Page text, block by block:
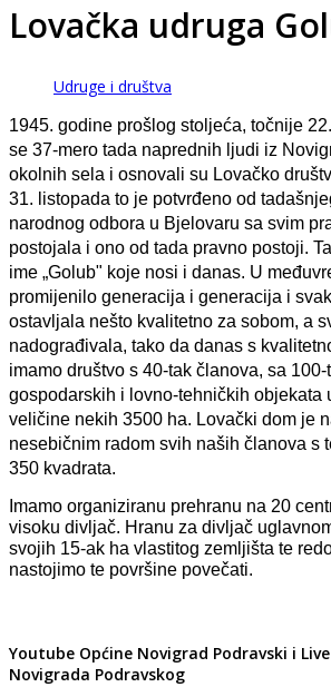
Lovačka udruga
Udruge i društva
1945. godine prošlog stoljeća, točnije
se 37-mero tada naprednih ljudi iz
okolnih sela i osnovali su Lovačko
31. listopada to je potvrđeno od
narodnog odbora u Bjelovaru sa svim
postojala i ono od tada pravno postoji.
ime „Golub" koje nosi i danas. U
promijenilo generacija i generacija i
ostavljala nešto kvalitetno za sobom, a
nadograđivala, tako da danas s
imamo društvo s 40-tak članova, sa
gospodarskih i lovno-tehničkih objekata
veličine nekih 3500 ha. Lovački dom je
nesebičnim radom svih naših članova s
350 kvadrata.
Imamo organiziranu prehranu na 20
visoku divljač. Hranu za divljač
svojih 15-ak ha vlastitog zemljišta te
nastojimo te površine povečati.
Youtube Općine Novigrad Podravski i
Novigrada Podravskog